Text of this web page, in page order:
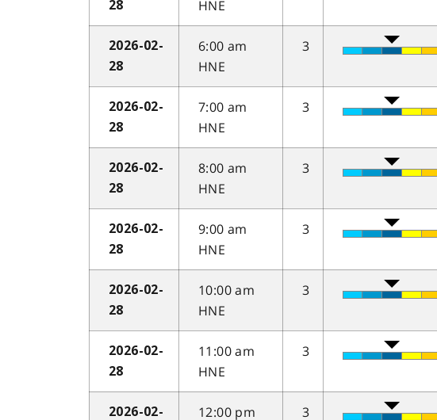
28
HNE
2026-02-
28
6:00 am
HNE
3
2026-02-
28
7:00 am
HNE
3
2026-02-
28
8:00 am
HNE
3
2026-02-
28
9:00 am
HNE
3
2026-02-
28
10:00 am
HNE
3
2026-02-
28
11:00 am
HNE
3
2026-02-
12:00 pm
3